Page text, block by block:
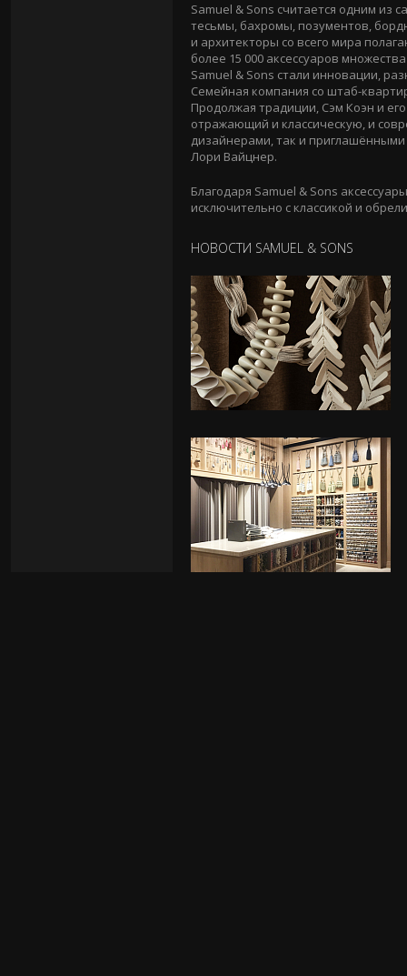
Samuel & Sons считается одним из
тесьмы, бахромы, позументов,
и архитекторы со всего мира
более 15 000 аксессуаров
Samuel & Sons стали инновации,
Семейная компания со штаб-
Продолжая традиции, Сэм Коэн и
отражающий и классическую, и
дизайнерами, так и
Лори Вайцнер.
Благодаря Samuel & Sons
исключительно с классикой и
НОВОСТИ SAMUEL & SONS